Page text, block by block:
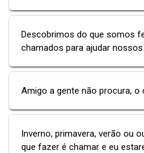
Descobrimos do que somos
chamados para ajudar
Amigo a gente não procura,
Inverno, primavera, verão ou
que fazer é chamar e eu